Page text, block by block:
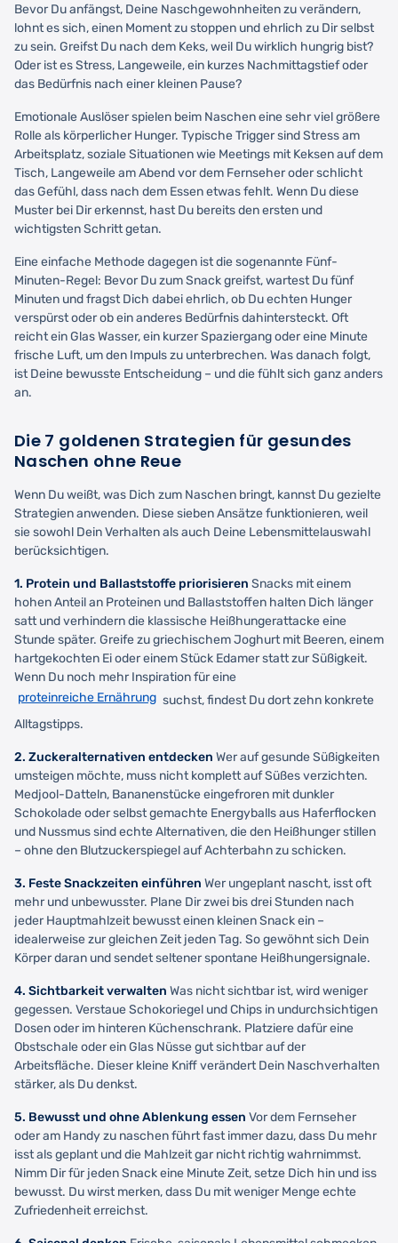
Bevor Du anfängst, Deine Naschgewohnheiten zu verändern,
lohnt es sich, einen Moment zu stoppen und ehrlich zu Dir selbst
zu sein. Greifst Du nach dem Keks, weil Du wirklich hungrig bist?
Oder ist es Stress, Langeweile, ein kurzes Nachmittagstief oder
das Bedürfnis nach einer kleinen Pause?
Emotionale Auslöser spielen beim Naschen eine sehr viel größere
Rolle als körperlicher Hunger. Typische Trigger sind Stress am
Arbeitsplatz, soziale Situationen wie Meetings mit Keksen auf dem
Tisch, Langeweile am Abend vor dem Fernseher oder schlicht
das Gefühl, dass nach dem Essen etwas fehlt. Wenn Du diese
Muster bei Dir erkennst, hast Du bereits den ersten und
wichtigsten Schritt getan.
Eine einfache Methode dagegen ist die sogenannte Fünf-
Minuten-Regel: Bevor Du zum Snack greifst, wartest Du fünf
Minuten und fragst Dich dabei ehrlich, ob Du echten Hunger
verspürst oder ob ein anderes Bedürfnis dahintersteckt. Oft
reicht ein Glas Wasser, ein kurzer Spaziergang oder eine Minute
frische Luft, um den Impuls zu unterbrechen. Was danach folgt,
ist Deine bewusste Entscheidung – und die fühlt sich ganz anders
an.
Die 7 goldenen Strategien für gesundes
Naschen ohne Reue
Wenn Du weißt, was Dich zum Naschen bringt, kannst Du gezielte
Strategien anwenden. Diese sieben Ansätze funktionieren, weil
sie sowohl Dein Verhalten als auch Deine Lebensmittelauswahl
berücksichtigen.
1. Protein und Ballaststoffe priorisieren Snacks mit einem
hohen Anteil an Proteinen und Ballaststoffen halten Dich länger
satt und verhindern die klassische Heißhungerattacke eine
Stunde später. Greife zu griechischem Joghurt mit Beeren, einem
hartgekochten Ei oder einem Stück Edamer statt zur Süßigkeit.
Wenn Du noch mehr Inspiration für eine
proteinreiche Ernährung suchst, findest Du dort zehn konkrete
Alltagstipps.
2. Zuckeralternativen entdecken Wer auf gesunde Süßigkeiten
umsteigen möchte, muss nicht komplett auf Süßes verzichten.
Medjool-Datteln, Bananenstücke eingefroren mit dunkler
Schokolade oder selbst gemachte Energyballs aus Haferflocken
und Nussmus sind echte Alternativen, die den Heißhunger stillen
– ohne den Blutzuckerspiegel auf Achterbahn zu schicken.
3. Feste Snackzeiten einführen Wer ungeplant nascht, isst oft
mehr und unbewusster. Plane Dir zwei bis drei Stunden nach
jeder Hauptmahlzeit bewusst einen kleinen Snack ein –
idealerweise zur gleichen Zeit jeden Tag. So gewöhnt sich Dein
Körper daran und sendet seltener spontane Heißhungersignale.
4. Sichtbarkeit verwalten Was nicht sichtbar ist, wird weniger
gegessen. Verstaue Schokoriegel und Chips in undurchsichtigen
Dosen oder im hinteren Küchenschrank. Platziere dafür eine
Obstschale oder ein Glas Nüsse gut sichtbar auf der
Arbeitsfläche. Dieser kleine Kniff verändert Dein Naschverhalten
stärker, als Du denkst.
5. Bewusst und ohne Ablenkung essen Vor dem Fernseher
oder am Handy zu naschen führt fast immer dazu, dass Du mehr
isst als geplant und die Mahlzeit gar nicht richtig wahrnimmst.
Nimm Dir für jeden Snack eine Minute Zeit, setze Dich hin und iss
bewusst. Du wirst merken, dass Du mit weniger Menge echte
Zufriedenheit erreichst.